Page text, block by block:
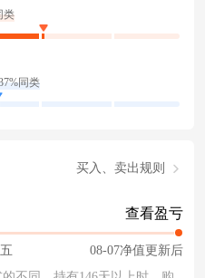
类
同类
买入、卖出规则
查看盈亏
08-07净值更新后